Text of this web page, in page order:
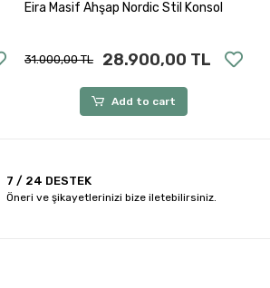
Eira Masif Ahşap Nordic Stil Konsol
31.000,00 TL 28.900,00 TL
Add to cart
7 / 24 DESTEK
Öneri ve şikayetlerinizi bize iletebilirsiniz.